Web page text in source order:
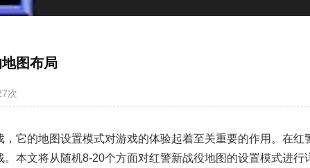
图布局
次
它的地图设置模式对游戏的体验起着至关重要的作用。在
本文将从随机8-20个方面对红警新战役地图的设置模式进行